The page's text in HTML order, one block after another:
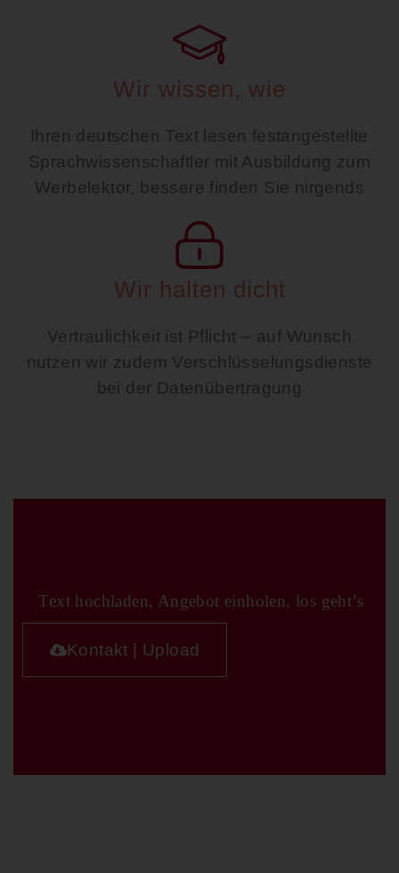
Wir wissen, wie
Ihren deutschen Text lesen festangestellte
Sprachwissenschaftler mit Ausbildung zum
Werbelektor, bessere finden Sie nirgends
Wir halten dicht
Vertraulichkeit ist Pflicht – auf Wunsch
nutzen wir zudem Verschlüsselungsdienste
bei der Datenübertragung
Text hochladen, Angebot einholen, los geht’s
Kontakt | Upload